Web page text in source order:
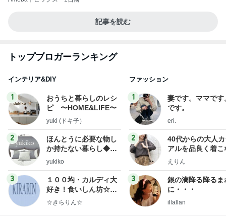
記事を読む
トップブロガーランキング
インテリア&DIY
1
おうちと暮らしのレシ
ピ 〜HOME&LIFE〜
yuki (ドキ子）
2
ほんとうに必要な物し
か持たない暮らし◆Ke
ep Life Simple◆〜イ
yukiko
3
１００均・カルディ大
好き！食いしん坊☆き
らりん☆のブログ
☆きらりん☆
ファッション
1
妻です。ママです
です。
eri.
2
40代からの大人
アルを品良く着こ
ファッションブロ
えりん
3
銀の滴降る降るま
に・・・
illallan